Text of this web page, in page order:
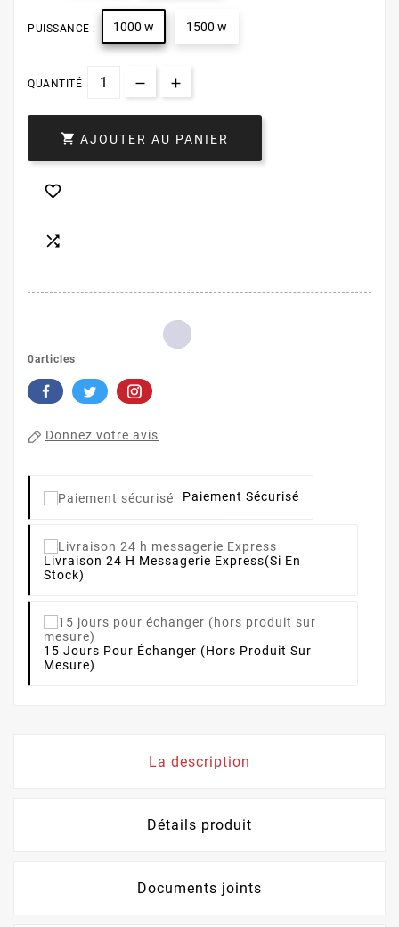
PUISSANCE : 1000 w 1500 w
QUANTITÉ
 AJOUTER AU PANIER


0articles
Donnez votre avis
Paiement Sécurisé
Livraison 24 H Messagerie Express(si En
Stock)
15 Jours Pour Échanger (hors Produit Sur
Mesure)
La description
Détails produit
Documents joints